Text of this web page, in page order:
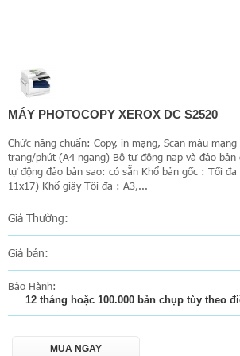
MÁY PHOTOCOPY XEROX DC S2520
Chức năng chuẩn: Copy, in mạng, Scan màu
trang/phút (A4 ngang) Bộ tự động nạp và đảo bản
tự động đảo bản sao: có sẵn Khổ bản gốc : Tối đa
11x17) Khổ giấy Tối đa : A3,...
Giá Thường:
Giá bán:
Bảo Hành:
12 tháng hoặc 100.000 bản chụp tùy theo
MUA NGAY